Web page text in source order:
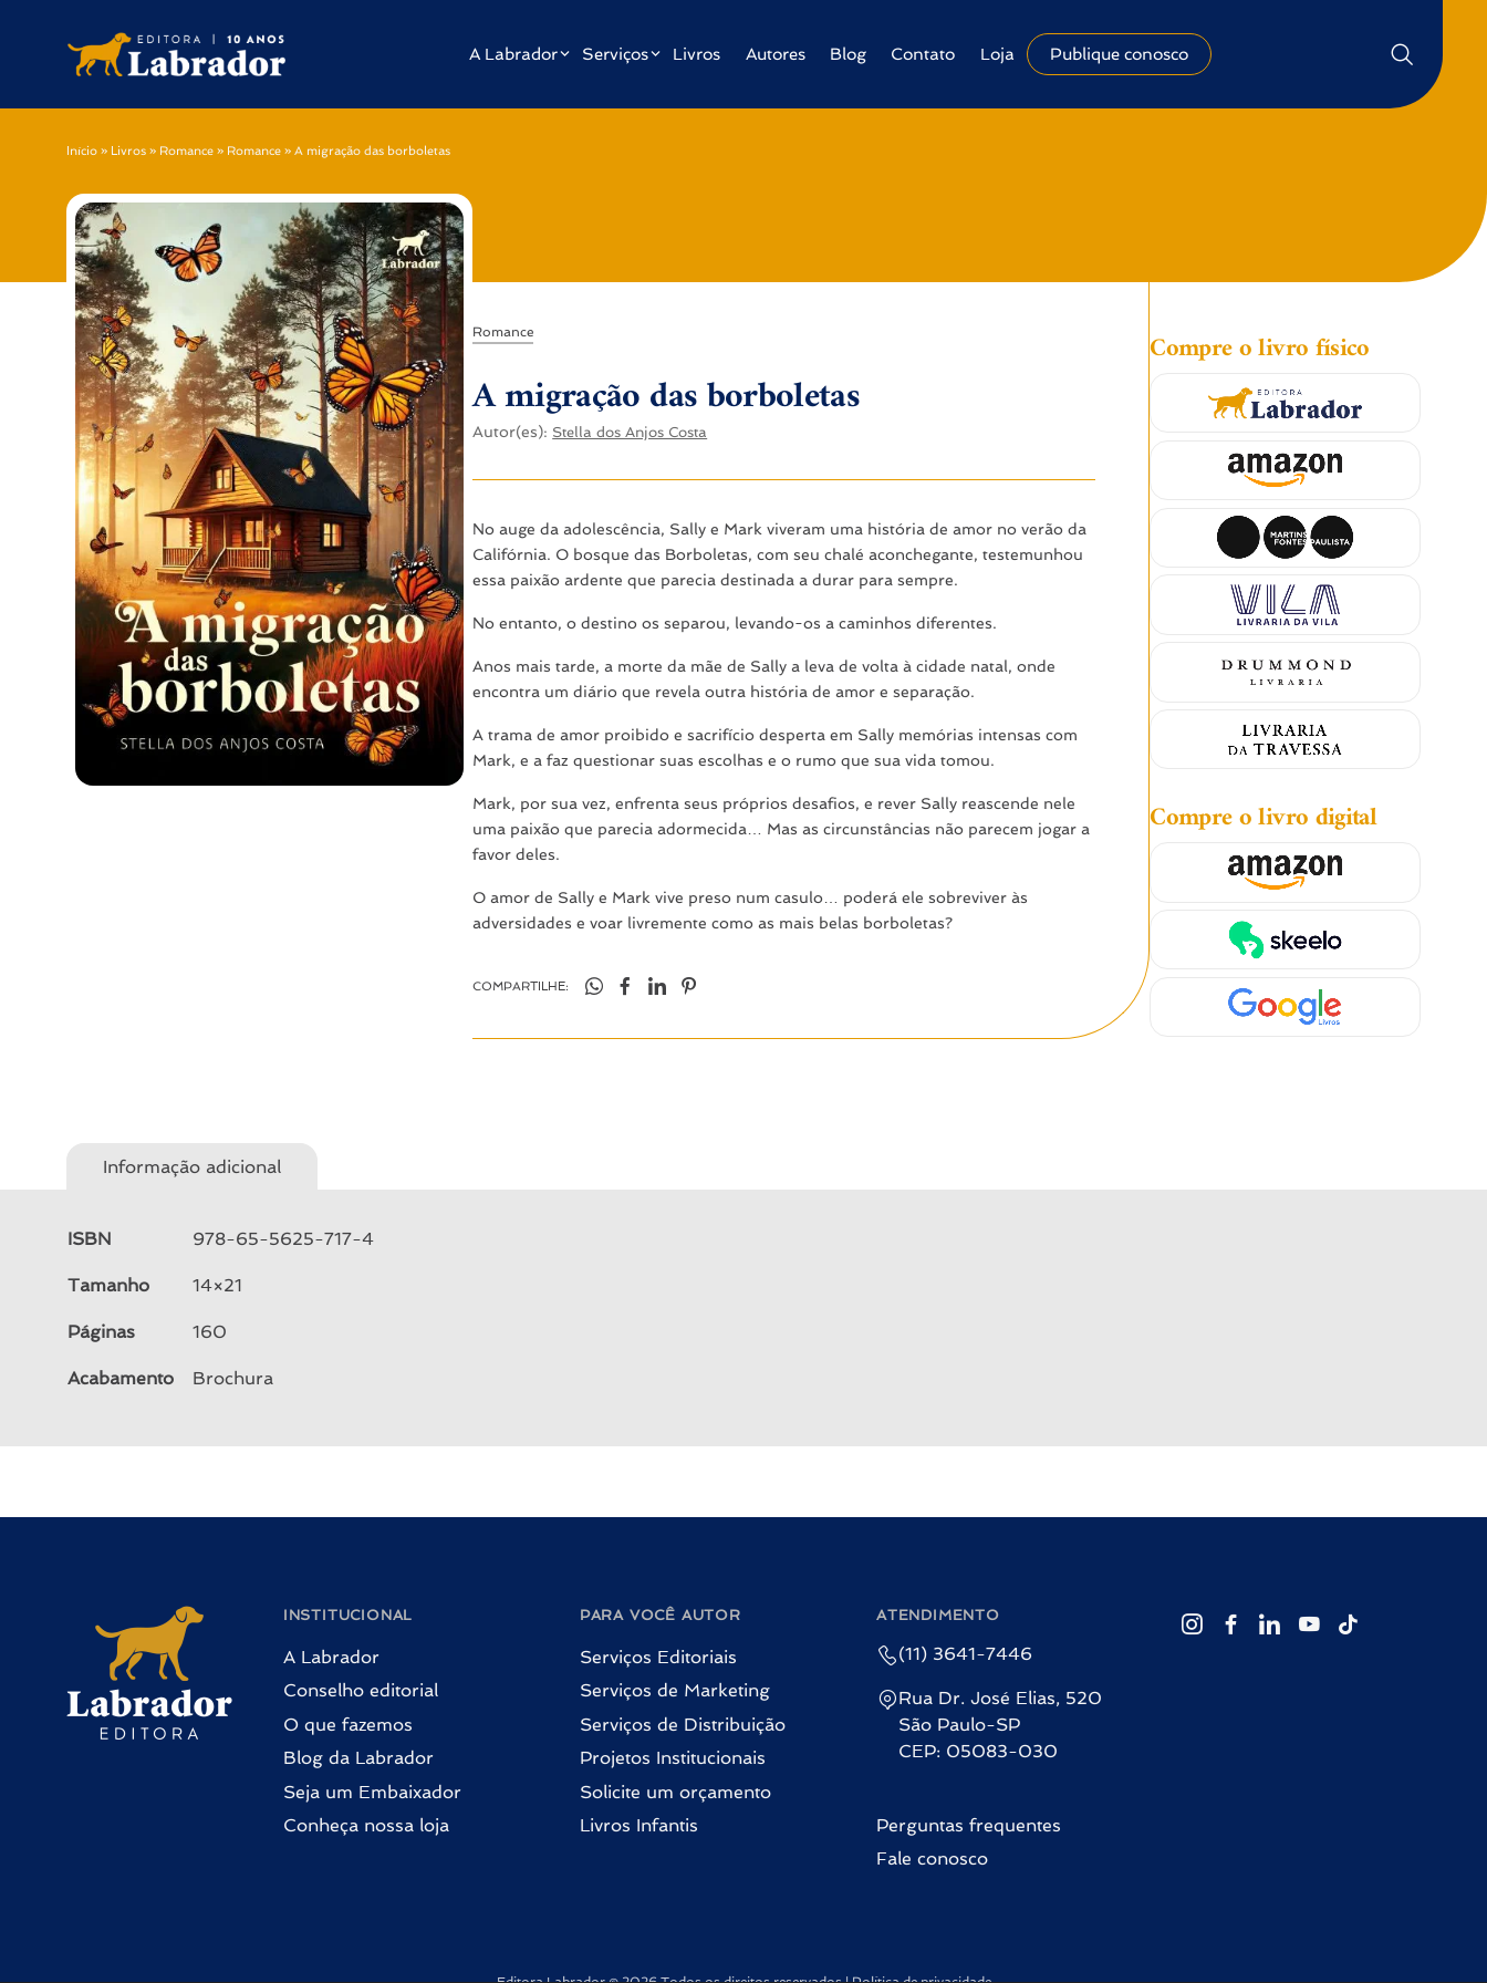
A Labrador Serviços Livros Autores Blog Contato Loja Publique conosco
Início » Livros » Romance » Romance » A migração das borboletas
Romance
A migração das borboletas
Autor(es): Stella dos Anjos Costa
No auge da adolescência, Sally e Mark viveram uma história de amor no verão da
Califórnia. O bosque das Borboletas, com seu chalé aconchegante, testemunhou
essa paixão ardente que parecia destinada a durar para sempre.
No entanto, o destino os separou, levando-os a caminhos diferentes.
Anos mais tarde, a morte da mãe de Sally a leva de volta à cidade natal, onde
encontra um diário que revela outra história de amor e separação.
A trama de amor proibido e sacrifício desperta em Sally memórias intensas com
Mark, e a faz questionar suas escolhas e o rumo que sua vida tomou.
Mark, por sua vez, enfrenta seus próprios desafios, e rever Sally reascende nele
uma paixão que parecia adormecida… Mas as circunstâncias não parecem jogar a
favor deles.
O amor de Sally e Mark vive preso num casulo… poderá ele sobreviver às
adversidades e voar livremente como as mais belas borboletas?
COMPARTILHE:
Compre o livro físico
Compre o livro digital
Informação adicional
ISBN 978-65-5625-717-4
Tamanho 14×21
Páginas 160
Acabamento Brochura
INSTITUCIONAL
A Labrador
Conselho editorial
O que fazemos
Blog da Labrador
Seja um Embaixador
Conheça nossa loja
PARA VOCÊ AUTOR
Serviços Editoriais
Serviços de Marketing
Serviços de Distribuição
Projetos Institucionais
Solicite um orçamento
Livros Infantis
ATENDIMENTO
(11) 3641-7446
Rua Dr. José Elias, 520
São Paulo-SP
CEP: 05083-030
Perguntas frequentes
Fale conosco